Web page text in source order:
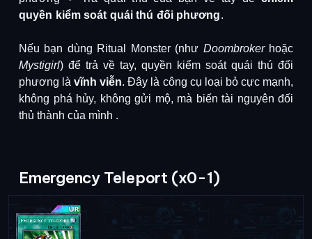
quyền kiểm soát quái thú đối phương.
Nếu bạn dùng Ritual Monster (như Doombrokerhoặc
Mystigirl) để trả về tay, quyền kiểm soát quái thú đối
phương làvĩnh viễn.Đây là công cụ loại bỏ cực mạnh,
không phá hủy, không gửi mộ, mà biến tài nguyên đối
thủ thành của mình .
Emergency Teleport (x0-1)